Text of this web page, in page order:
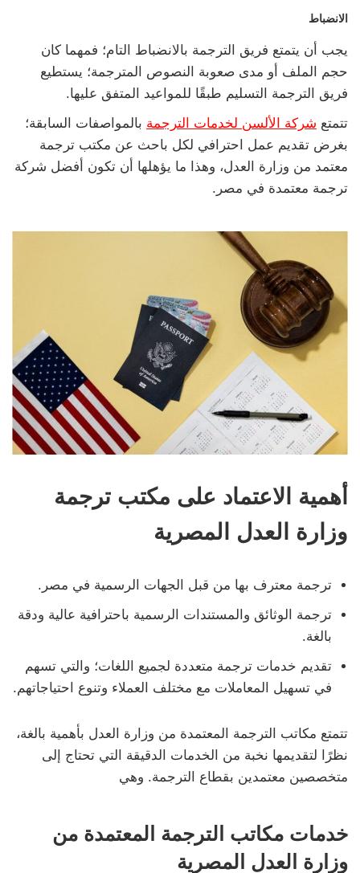
الانضباط
يجب أن يتمتع فريق الترجمة بالانضباط التام؛ فمهما كان
حجم الملف أو مدى صعوبة النصوص المترجمة؛ يستطيع
فريق الترجمة التسليم طبقًا للمواعيد المتفق عليها.
تتمتع شركة الألسن لخدمات الترجمة بالمواصفات السابقة؛
بغرض تقديم عمل احترافي لكل باحث عن مكتب ترجمة
معتمد من وزارة العدل، وهذا ما يؤهلها أن تكون أفضل شركة
ترجمة معتمدة في مصر.
أهمية الاعتماد على مكتب ترجمة
وزارة العدل المصرية
ترجمة معترف بها من قبل الجهات الرسمية في مصر.
ترجمة الوثائق والمستندات الرسمية باحترافية عالية ودقة
بالغة.
تقديم خدمات ترجمة متعددة لجميع اللغات؛ والتي تسهم
في تسهيل المعاملات مع مختلف العملاء وتنوع احتياجاتهم.
تتمتع مكاتب الترجمة المعتمدة من وزارة العدل بأهمية بالغة،
نظرًا لتقديمها نخبة من الخدمات الدقيقة التي تحتاج إلى
متخصصين معتمدين بقطاع الترجمة. وهي
خدمات مكاتب الترجمة المعتمدة من
وزارة العدل المصرية